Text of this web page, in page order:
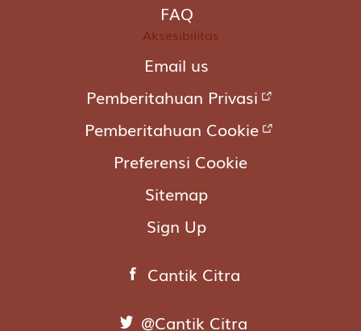
FAQ
Aksesibilitas
Email us
Pemberitahuan Privasi
Pemberitahuan Cookie
Preferensi Cookie
Sitemap
Sign Up
Cantik Citra
@Cantik Citra